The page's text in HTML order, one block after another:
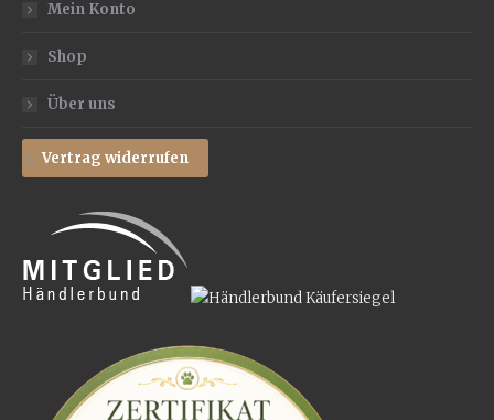
Mein Konto
Shop
Über uns
Vertrag widerrufen